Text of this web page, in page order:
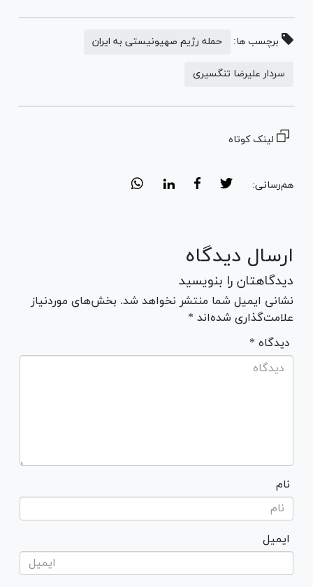
برچسب ها: حمله رژیم صهیونیستی به ایران
سردار علیرضا تنگسیری
لینک کوتاه
هم‌رسانی:
ارسال دیدگاه
دیدگاهتان را بنویسید
نشانی ایمیل شما منتشر نخواهد شد. بخش‌های موردنیاز
علامت‌گذاری شده‌اند *
* دیدگاه
نام
ایمیل